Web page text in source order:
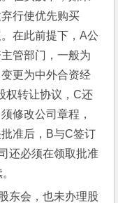
行使优先购买
在此前提下，A公
管部门，一般为
更为中外合资经
权转让协议，C还
修改公司章程，
准后，B与C签订
还必须在领取批准
东会，也未办理股